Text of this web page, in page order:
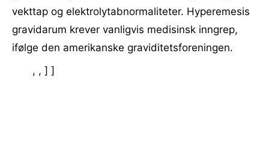
vekttap og elektrolytabnormaliteter. Hyperemesis
gravidarum krever vanligvis medisinsk inngrep,
ifølge den amerikanske graviditetsforeningen.
, , ] ]